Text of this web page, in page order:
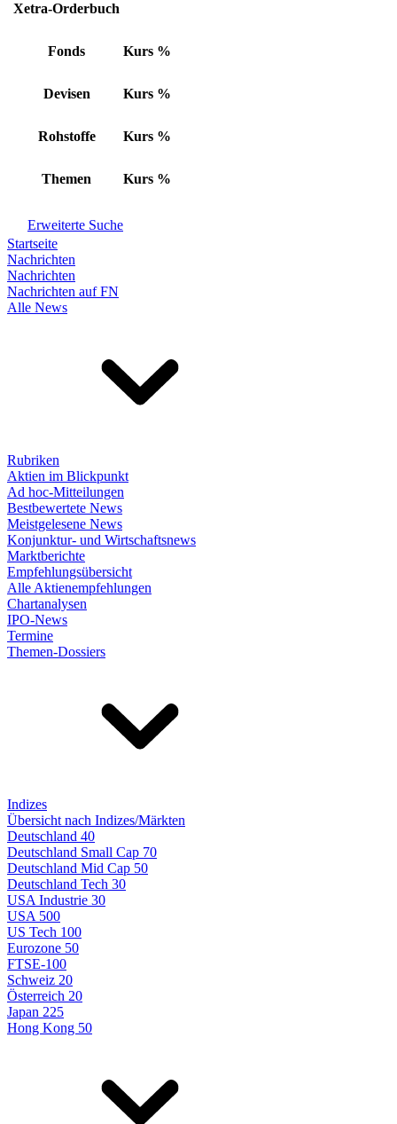
Xetra-Orderbuch
Fonds Kurs %
Devisen Kurs %
Rohstoffe Kurs %
Themen Kurs %
Erweiterte Suche
Startseite
Nachrichten
Nachrichten
Nachrichten auf FN
Alle News
Rubriken
Aktien im Blickpunkt
Ad hoc-Mitteilungen
Bestbewertete News
Meistgelesene News
Konjunktur- und Wirtschaftsnews
Marktberichte
Empfehlungsübersicht
Alle Aktienempfehlungen
Chartanalysen
IPO-News
Termine
Themen-Dossiers
Indizes
Übersicht nach Indizes/Märkten
Deutschland 40
Deutschland Small Cap 70
Deutschland Mid Cap 50
Deutschland Tech 30
USA Industrie 30
USA 500
US Tech 100
Eurozone 50
FTSE-100
Schweiz 20
Österreich 20
Japan 225
Hong Kong 50